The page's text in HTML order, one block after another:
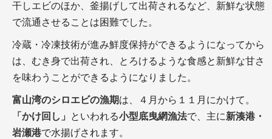
干しエビのほか、釜揚げして出荷されるなど、新鮮な状態
で流通させることは困難でした。
冷蔵・冷凍技術が進み鮮度保持ができるようになってから
は、むき身で出荷され、とろけるような食感と新鮮な甘さ
を味わうことができるようになりました。
富山湾のシロエビの漁期は、４月から１１月にかけて。
「かけ回し」
といわれる小型底曳網漁法で、主に新湊港・
岩瀬港で水揚げされます。